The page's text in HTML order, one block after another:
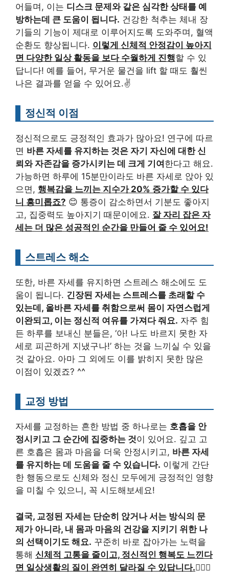
어들며, 이는 디스크 문제와 같은 심각한 상태를 예
방하는데 큰 도움이 됩니다. 건강한 척추는 체내 장
기들의 기능이 제대로 이루어지도록 도와주며, 혈액
순환도 향상됩니다. 이렇게 신체적 안정감이 높아지
면 다양한 일상 활동을 보다 수월하게 진행할 수 있
답니다! 예를 들어, 무거운 물건을 lift 할 때도 훨씬
나은 결과를 얻을 수 있어요.✌️
정신적 이점
정신적으로도 긍정적인 효과가 많아요! 연구에 따르
면 바른 자세를 유지하는 것은 자기 자신에 대한 신
뢰와 자존감을 증가시키는 데 크게 기여 한다고 해요.
가능하면 하루에 15분만이라도 바른 자세로 앉아 있
으면, 행복감을 느끼는 지수가 20% 증가할 수 있다
니 흥미롭죠? 😊 통증이 감소하면서 기분도 좋아지
고, 집중력도 높아지기 때문이에요. 잘 자리 잡은 자
세는 더 많은 성공적인 순간을 만들어 줄 수 있어요!
스트레스 해소
또한, 바른 자세를 유지하면 스트레스 해소에도 도
움이 됩니다. 긴장된 자세는 스트레스를 초래할 수
있는데, 올바른 자세를 취함으로써 몸이 자연스럽게
이완되고, 이는 정신적 여유를 가져다 줘요. 자주 힘
든 하루를 보내신 분들은, ‘아! 나도 바르지 못한 자
세로 피곤하게 지냈구나!’ 하는 것을 느끼실 수 있을
것 같아요. 아마 그 외에도 이를 밝히지 못한 많은
이점이 있겠죠? ^^
교정 방법
자세를 교정하는 흔한 방법 중 하나로는 호흡을 안
정시키고 그 순간에 집중하는 것이 있어요. 깊고 고
른 호흡은 몸과 마음을 더욱 안정시키고, 바른 자세
를 유지하는 데 도움을 줄 수 있습니다. 이렇게 간단
한 행동으로도 신체와 정신 모두에게 긍정적인 영향
을 미칠 수 있으니, 꼭 시도해보세요!
결국, 교정된 자세는 단순히 앉거나 서는 방식의 문
제가 아니라, 내 몸과 마음의 건강을 지키기 위한 나
의 선택이기도 해요. 꾸준히 바로 잡아가는 노력을
통해 신체적 고통을 줄이고, 정신적인 행복도 느낀다
면 일상생활의 질이 완연히 달라질 수 있답니다.🏃‍♀️✨